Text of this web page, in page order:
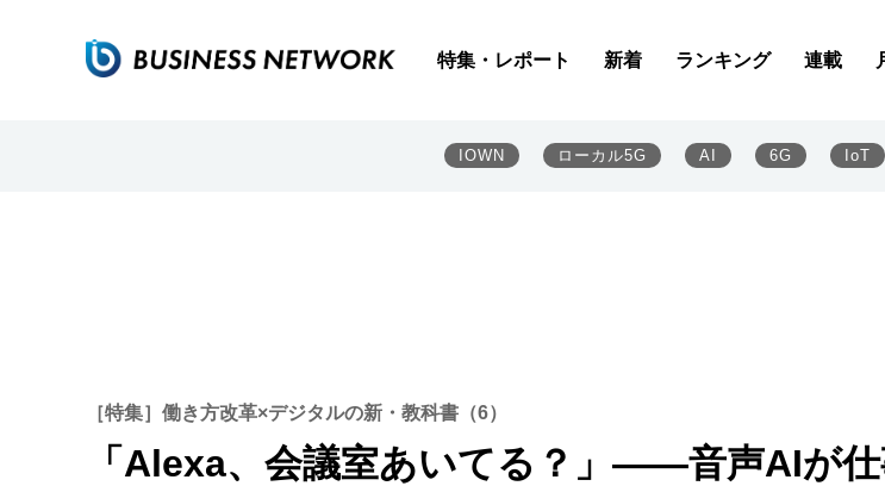
特集・レポート 新着 ランキング 連載
IOWN ローカル5G AI 6G IoT
［特集］働き方改革×デジタルの新・教科書（6）
「Alexa、会議室あいてる？」――音声AIが